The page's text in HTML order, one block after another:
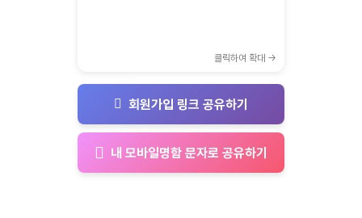
클릭하여 확대 →
회원가입 링크 공유하기
내 모바일명함 문자로 공유하기